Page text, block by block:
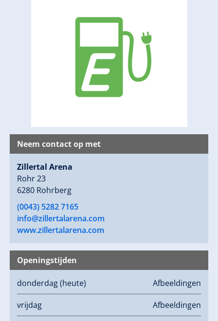
Neem contact op met
Zillertal Arena
Rohr 23
6280 Rohrberg
(0043) 5282 7165
info@zillertalarena.com
www.zillertalarena.com
Openingstijden
donderdag(heute) Afbeeldingen
vrijdag Afbeeldingen